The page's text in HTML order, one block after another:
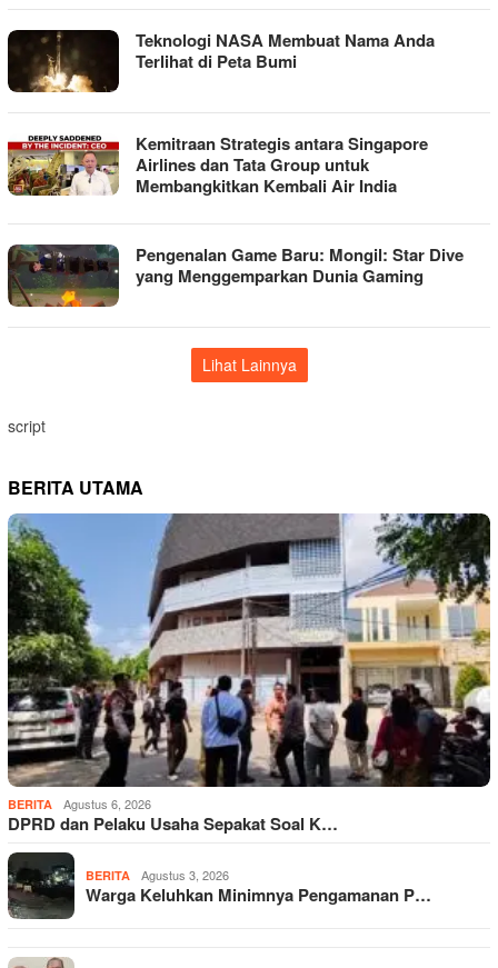
Teknologi NASA Membuat Nama Anda
Terlihat di Peta Bumi
Kemitraan Strategis antara Singapore
Airlines dan Tata Group untuk
Membangkitkan Kembali Air India
Pengenalan Game Baru: Mongil: Star Dive
yang Menggemparkan Dunia Gaming
Lihat Lainnya
script
BERITA UTAMA
BERITA Agustus 6, 2026
DPRD dan Pelaku Usaha Sepakat Soal K…
BERITA Agustus 3, 2026
Warga Keluhkan Minimnya Pengamanan P…